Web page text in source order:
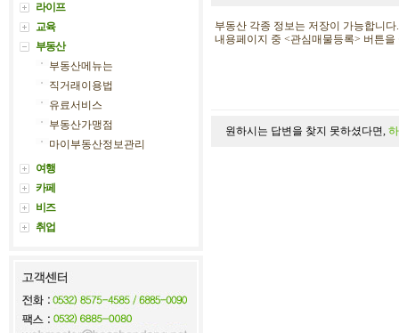
라이프
교육
부동산
부동산메뉴는
직거래이용법
유료서비스
부동산가맹점
마이부동산정보관리
여행
카페
비즈
취업
부동산 각종 정보는 저장이 가능합니다.
내용페이지 중 <관심매물등록> 버튼을
원하시는 답변을 찾지 못하셨다면,